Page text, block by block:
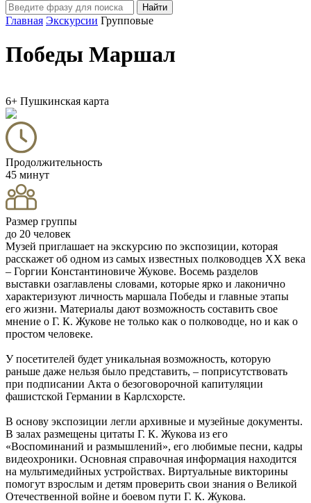
Главная Экскурсии Групповые
Победы Маршал
6+ Пушкинская карта
Продолжительность
45 минут
Размер группы
до 20 человек
Музей приглашает на экскурсию по экспозиции, которая
расскажет об одном из самых известных полководцев XX века
– Горгии Константиновиче Жукове. Восемь разделов
выставки озаглавлены словами, которые ярко и лаконично
характеризуют личность маршала Победы и главные этапы
его жизни. Материалы дают возможность составить свое
мнение о Г. К. Жукове не только как о полководце, но и как о
простом человеке.
У посетителей будет уникальная возможность, которую
раньше даже нельзя было представить, – поприсутствовать
при подписании Акта о безоговорочной капитуляции
фашистской Германии в Карлсхорсте.
В основу экспозиции легли архивные и музейные документы.
В залах размещены цитаты Г. К. Жукова из его
«Воспоминаний и размышлений», его любимые песни, кадры
видеохроники. Основная справочная информация находится
на мультимедийных устройствах. Виртуальные викторины
помогут взрослым и детям проверить свои знания о Великой
Отечественной войне и боевом пути Г. К. Жукова.